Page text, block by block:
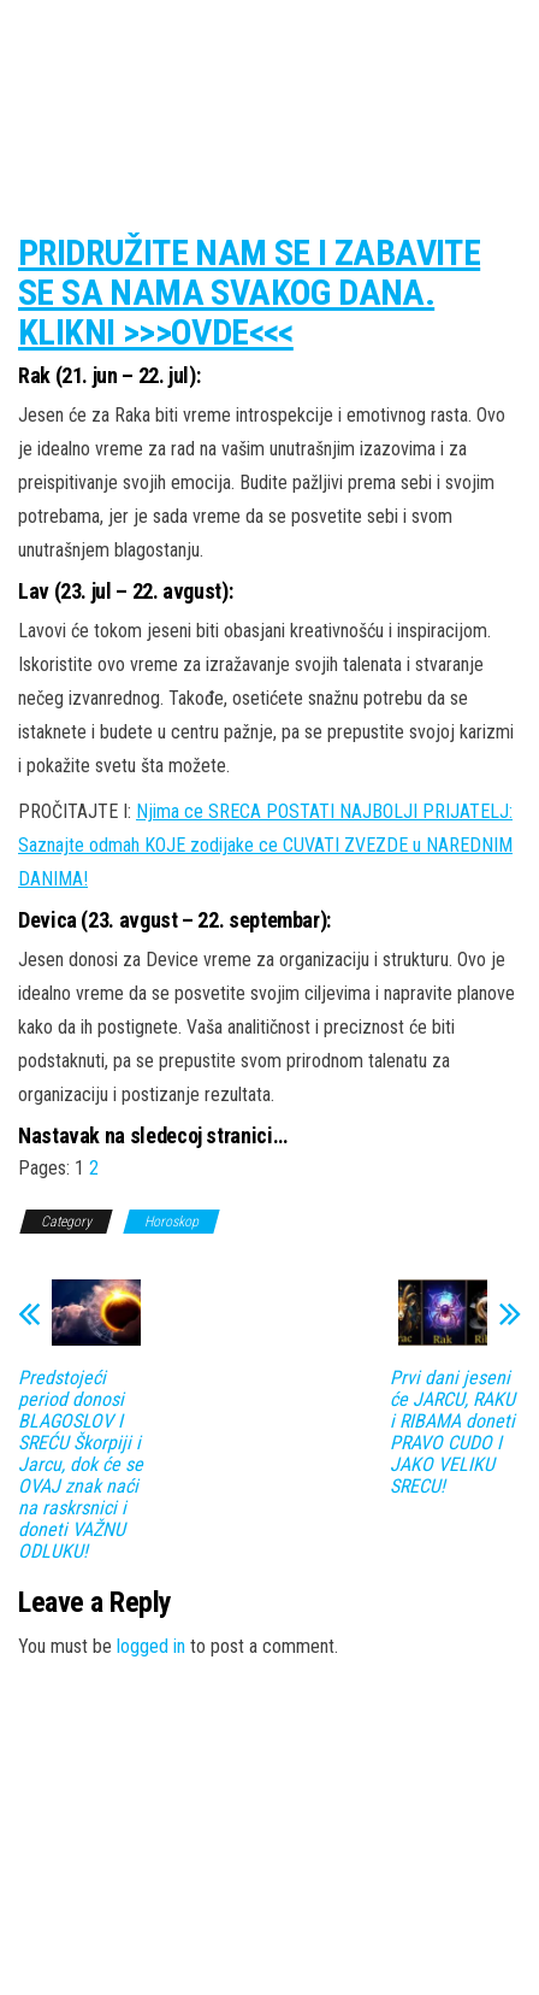
PRIDRUŽITE NAM SE I ZABAVITE
SE SA NAMA SVAKOG DANA.
KLIKNI >>>OVDE<<<
Rak (21. jun – 22. jul):
Jesen će za Raka biti vreme introspekcije i emotivnog rasta. Ovo
je idealno vreme za rad na vašim unutrašnjim izazovima i za
preispitivanje svojih emocija. Budite pažljivi prema sebi i svojim
potrebama, jer je sada vreme da se posvetite sebi i svom
unutrašnjem blagostanju.
Lav (23. jul – 22. avgust):
Lavovi će tokom jeseni biti obasjani kreativnošću i inspiracijom.
Iskoristite ovo vreme za izražavanje svojih talenata i stvaranje
nečeg izvanrednog. Takođe, osetićete snažnu potrebu da se
istaknete i budete u centru pažnje, pa se prepustite svojoj karizmi
i pokažite svetu šta možete.
PROČITAJTE I: Njima ce SRECA POSTATI NAJBOLJI PRIJATELJ:
Saznajte odmah KOJE zodijake ce CUVATI ZVEZDE u NAREDNIM
DANIMA!
Devica (23. avgust – 22. septembar):
Jesen donosi za Device vreme za organizaciju i strukturu. Ovo je
idealno vreme da se posvetite svojim ciljevima i napravite planove
kako da ih postignete. Vaša analitičnost i preciznost će biti
podstaknuti, pa se prepustite svom prirodnom talenatu za
organizaciju i postizanje rezultata.
Nastavak na sledecoj stranici…
Pages: 1 2
Category Horoskop
Predstojeći
period donosi
BLAGOSLOV I
SREĆU Škorpiji i
Jarcu, dok će se
OVAJ znak naći
na raskrsnici i
doneti VAŽNU
ODLUKU!
Prvi dani jeseni
će JARCU, RAKU
i RIBAMA doneti
PRAVO CUDO I
JAKO VELIKU
SRECU!
Leave a Reply
You must be logged in to post a comment.